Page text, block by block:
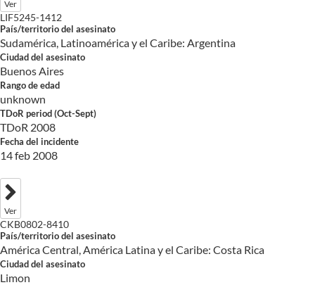
Ver
LIF5245-1412
País/territorio del asesinato
Sudamérica, Latinoamérica y el Caribe: Argentina
Ciudad del asesinato
Buenos Aires
Rango de edad
unknown
TDoR period (Oct-Sept)
TDoR 2008
Fecha del incidente
14 feb 2008
Ver
CKB0802-8410
País/territorio del asesinato
América Central, América Latina y el Caribe: Costa Rica
Ciudad del asesinato
Limon